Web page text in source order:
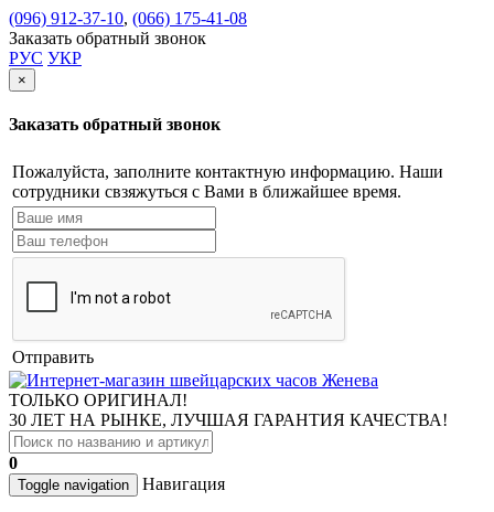
(096) 912-37-10, (066) 175-41-08
Заказать обратный звонок
РУС УКР
×
Заказать обратный звонок
Пожалуйста, заполните контактную информацию. Наши
сотрудники свзяжуться с Вами в ближайшее время.
Отправить
ТОЛЬКО ОРИГИНАЛ!
30 ЛЕТ НА РЫНКЕ, ЛУЧШАЯ ГАРАНТИЯ КАЧЕСТВА!
0
Toggle navigation Навигация